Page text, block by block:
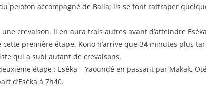
peloton accompagné de Balla; ils se font rattraper
crevaison. Il en aura trois autres avant d’atteindre
première étape. Kono n’arrive que 34 minutes plus
qui a subi autant de crevaisons.
étape : Eséka – Yaoundé en passant par Makak,
d’Eséka à 7h40.